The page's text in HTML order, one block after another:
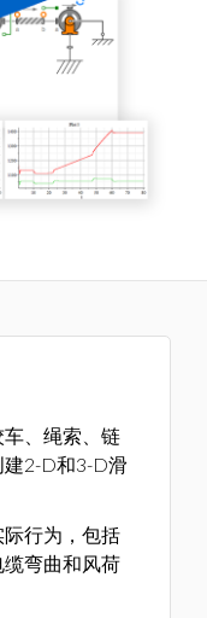
、绳索、链
建2-D和3-D滑
行为，包括
弯曲和风荷